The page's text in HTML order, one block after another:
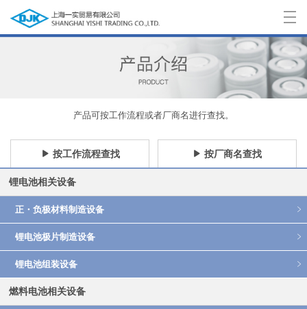
>
>
产品可按工作流程或者厂商名进行查找。
按工作流程查找 按厂商名查找
锂电池相关设备
正・负极材料制造设备
锂电池极片制造设备
锂电池组装设备
燃料电池相关设备